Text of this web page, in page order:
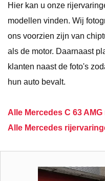
Hier kan u onze
modellen vinden. Wij
ons voorzien zijn van
als de motor. Daarnaast
klanten naast de foto's
hun auto bevalt.
Alle Mercedes C 63
Alle Mercedes